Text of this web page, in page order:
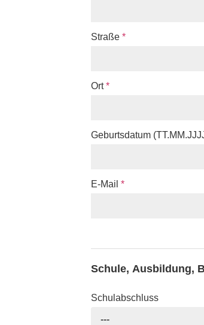
Straße *
Ort*
Geburtsdatum
E-Mail *
Schule, Ausbildung,
Schulabschluss
---